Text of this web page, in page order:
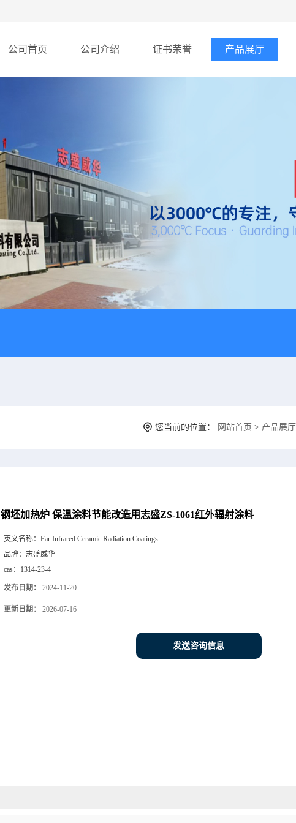
公司首页 公司介绍 证书荣誉 产品展厅
您当前的位置： 网站首页 > 产品展厅
钢坯加热炉 保温涂料节能改造用志盛ZS-1061红外辐射涂料
英文名称： Far Infrared Ceramic Radiation Coatings
品牌： 志盛威华
cas： 1314-23-4
发布日期： 2024-11-20
更新日期： 2026-07-16
发送咨询信息